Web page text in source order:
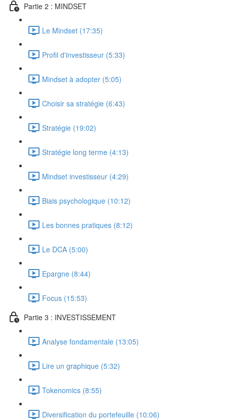
Partie 2 : MINDSET
Le Mindset (17:35)
Profil d'investisseur (5:33)
Mindset à adopter (5:05)
Choisir sa stratégie (6:43)
Stratégie (19:02)
Stratégie long terme (4:13)
Mindset investisseur (4:29)
Biais psychologique (10:12)
Les bonnes pratiques (8:12)
Le DCA (5:00)
Epargne (8:44)
Focus (15:53)
Partie 3 : INVESTISSEMENT
Analyse fondamentale (13:05)
Lire un graphique (5:32)
Tokenomics (8:55)
Diversification du portefeuille (10:06)